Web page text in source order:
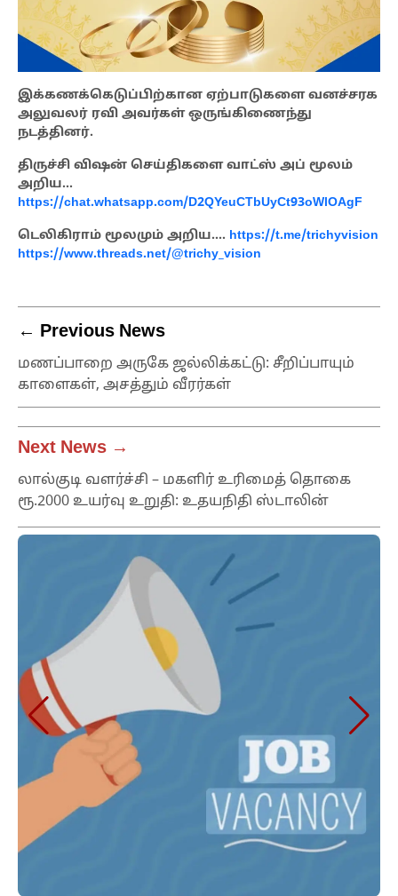
இக்கணக்கெடுப்பிற்கான ஏற்பாடுகளை வனச்சரக
அலுவலர் ரவி அவர்கள் ஒருங்கிணைந்து
நடத்தினர்.
திருச்சி விஷன் செய்திகளை வாட்ஸ் அப் மூலம்
அறிய…
https://chat.whatsapp.com/D2QYeuCTbUyCt93oWlOAgF
டெலிகிராம் மூலமும் அறிய…. https://t.me/trichyvision
https://www.threads.net/@trichy_vision
← Previous News
மணப்பாறை அருகே ஜல்லிக்கட்டு: சீறிப்பாயும்
காளைகள், அசத்தும் வீரர்கள்
Next News →
லால்குடி வளர்ச்சி – மகளிர் உரிமைத் தொகை
ரூ.2000 உயர்வு உறுதி: உதயநிதி ஸ்டாலின்